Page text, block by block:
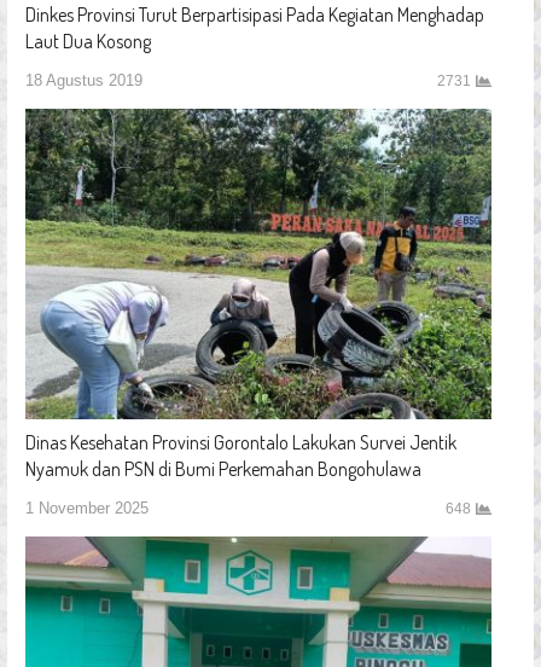
Dinkes Provinsi Turut Berpartisipasi Pada Kegiatan Menghadap
Laut Dua Kosong
18 Agustus 2019 2731
Dinas Kesehatan Provinsi Gorontalo Lakukan Survei Jentik
Nyamuk dan PSN di Bumi Perkemahan Bongohulawa
1 November 2025 648